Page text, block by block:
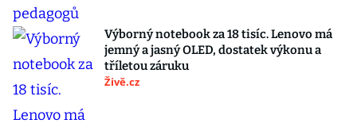
Výborný notebook za 18 tisíc. Lenovo má
jemný a jasný OLED, dostatek výkonu a
tříletou záruku
Živě.cz